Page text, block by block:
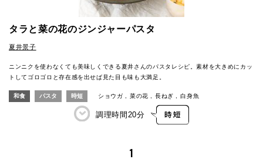
タラと菜の花のジンジャーパスタ
夏井景子
ニンニクを使わなくても美味しくできる夏井さんのパスタレシピ。素材を大きめにカッ
トしてゴロゴロと存在感を出せば見た目も味も大満足。
和食 パスタ 時短 ショウガ 菜の花 長ねぎ 白身魚
調理時間 20分
1